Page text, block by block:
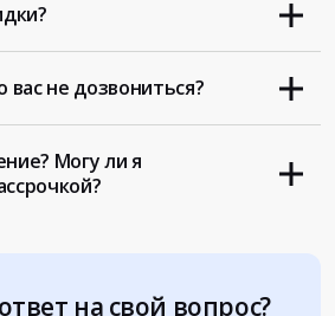
на свой вопрос?
вас не дозвониться?
Могу ли я